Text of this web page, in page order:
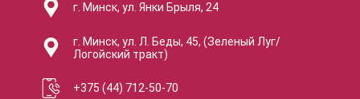
г. Минск, ул. Янки Брыля, 24
г. Минск, ул. Л. Беды, 45, (Зеленый Луг/
Логойский тракт)
+375 (44) 712-50-70